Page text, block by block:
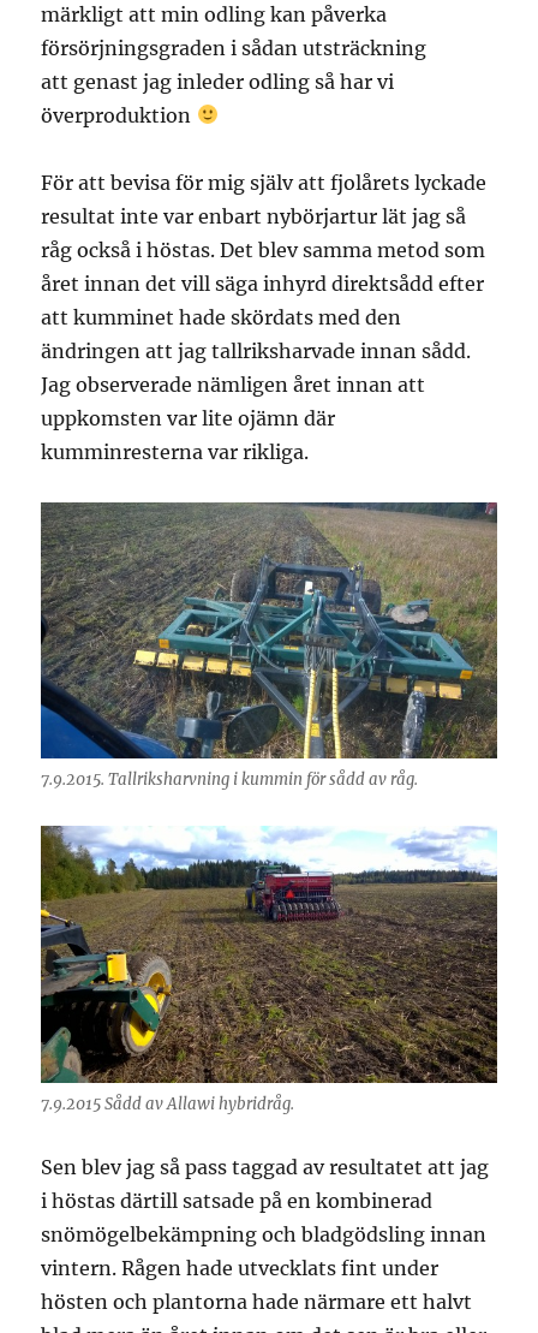
märkligt att min odling kan påverka
försörjningsgraden i sådan utsträckning
att genast jag inleder odling så har vi
överproduktion
För att bevisa för mig själv att fjolårets lyckade
resultat inte var enbart nybörjartur lät jag så
råg också i höstas. Det blev samma metod som
året innan det vill säga inhyrd direktsådd efter
att kumminet hade skördats med den
ändringen att jag tallriksharvade innan sådd.
Jag observerade nämligen året innan att
uppkomsten var lite ojämn där
kumminresterna var rikliga.
7.9.2015. Tallriksharvning i kummin för sådd av råg.
7.9.2015 Sådd av Allawi hybridråg.
Sen blev jag så pass taggad av resultatet att jag
i höstas därtill satsade på en kombinerad
snömögelbekämpning och bladgödsling innan
vintern. Rågen hade utvecklats fint under
hösten och plantorna hade närmare ett halvt